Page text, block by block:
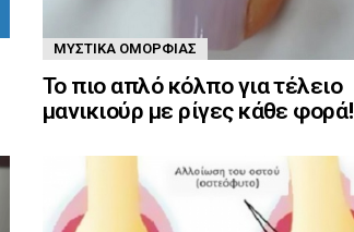
ΜΥΣΤΙΚΆ ΟΜΟΡΦΙΆΣ
Το πιο απλό κόλπο για τέλειο
μανικιούρ με ρίγες κάθε φορά!